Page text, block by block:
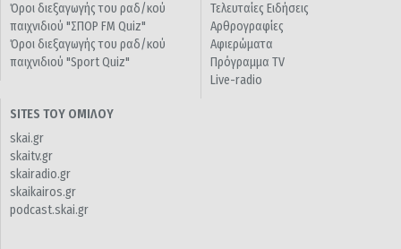
Όροι διεξαγωγής του ραδ/κού
παιχνιδιού "ΣΠΟΡ FM Quiz"
Όροι διεξαγωγής του ραδ/κού
παιχνιδιού "Sport Quiz"
Τελευταίες Ειδήσεις
Αρθρογραφίες
Αφιερώματα
Πρόγραμμα TV
Live-radio
SITES ΤΟΥ ΟΜΙΛΟΥ
skai.gr
skaitv.gr
skairadio.gr
skaikairos.gr
podcast.skai.gr